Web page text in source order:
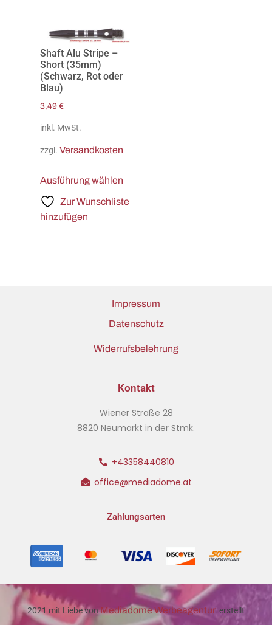
Shaft Alu Stripe –
Short (35mm)
(Schwarz, Rot oder
Blau)
3,49 €
inkl. MwSt.
zzgl. Versandkosten
Ausführung wählen
Zur Wunschliste
hinzufügen
Impressum
Datenschutz
Widerrufsbelehrung
Kontakt
Wiener Straße 28
8820 Neumarkt in der Stmk.
+43358440810
office@mediadome.at
Zahlungsarten
2021 mit Liebe vonMediadome Werbeagentur erstellt